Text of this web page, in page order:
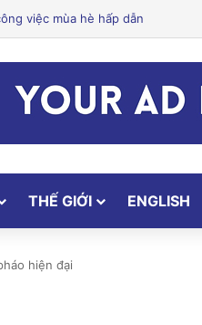
Lành Mạnh, Thay Đổi Lối Sống và
THẾ GIỚI ENGLISH
hiện đại